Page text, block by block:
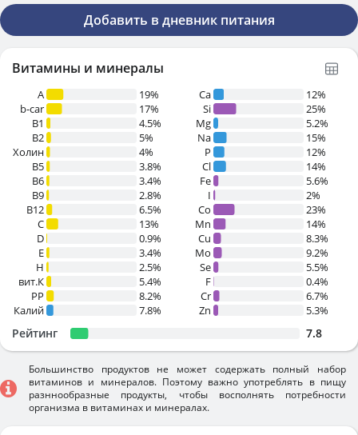
Добавить в дневник питания
Витамины и минералы
A
19%
b-car
17%
В1
4.5%
B2
5%
Холин
4%
B5
3.8%
B6
3.4%
B9
2.8%
B12
6.5%
C
13%
D
0.9%
E
3.4%
H
2.5%
вит.К
5.4%
PP
8.2%
Калий
7.8%
Ca
12%
Si
25%
Mg
5.2%
Na
15%
P
12%
Cl
14%
Fe
5.6%
I
2%
Co
23%
Mn
14%
Cu
8.3%
Mo
9.2%
Se
5.5%
F
0.4%
Cr
6.7%
Zn
5.3%
Рейтинг 7.8
Большинство продуктов не может содержать полный набор
витаминов и минералов. Поэтому важно употреблять в пищу
разннообразные продукты, чтобы восполнять потребности
организма в витаминах и минералах.